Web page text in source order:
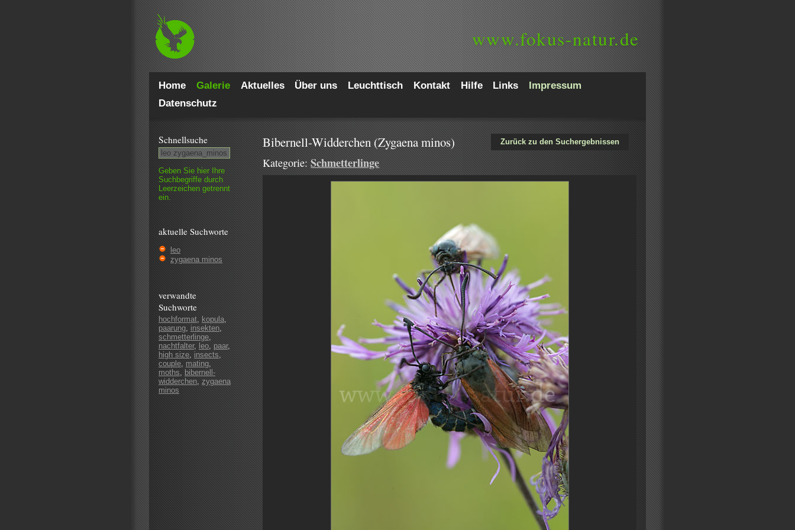
www.fokus-natur.de
Home Galerie Aktuelles Über uns Leuchttisch Kontakt Hilfe Links
Impressum
Datenschutz
Schnell­suche
Geben Sie hier Ihre
Such­begriffe durch
Leer­zeichen getrennt
ein.
aktuelle Suchworte
leo
zygaena minos
verwandte
Suchworte
hochformat, kopula,
paarung, insekten,
schmetterlinge,
nachtfalter, leo, paar,
high size, insects,
couple, mating,
moths, bibernell-
widderchen, zygaena
minos
Zurück zu den Suchergebnissen
Bibernell-Widderchen (Zygaena minos)
Kategorie:Schmetterlinge